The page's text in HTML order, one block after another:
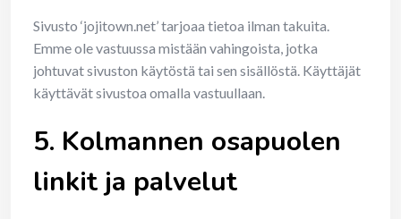
Sivusto ‘jojitown.net’ tarjoaa tietoa ilman takuita.
Emme ole vastuussa mistään vahingoista, jotka
johtuvat sivuston käytöstä tai sen sisällöstä. Käyttäjät
käyttävät sivustoa omalla vastuullaan.
5. Kolmannen osapuolen
linkit ja palvelut